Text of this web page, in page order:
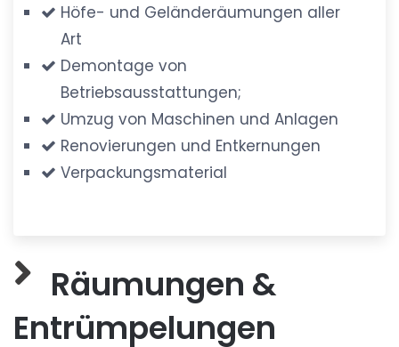
Höfe- und Geländeräumungen aller
Art
Demontage von
Betriebsausstattungen;
Umzug von Maschinen und Anlagen
Renovierungen und Entkernungen
Verpackungsmaterial
Räumungen &
Entrümpelungen